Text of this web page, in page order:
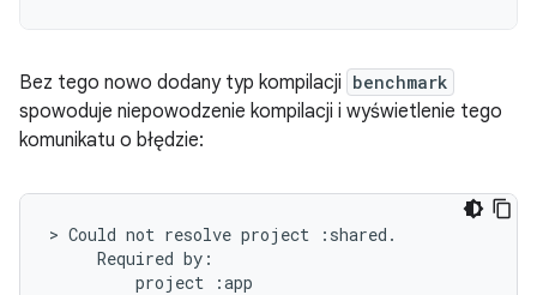
Bez tego nowo dodany typ kompilacji benchmark
spowoduje niepowodzenie kompilacji i wyświetlenie tego
komunikatu o błędzie:
> Could not resolve project :shared.
     Required by:
         project :app